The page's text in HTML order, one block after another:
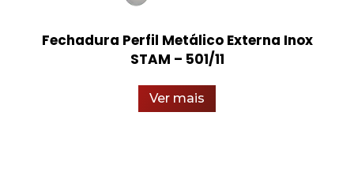
Fechadura Perfil Metálico Externa Inox
STAM – 501/11
Ver mais